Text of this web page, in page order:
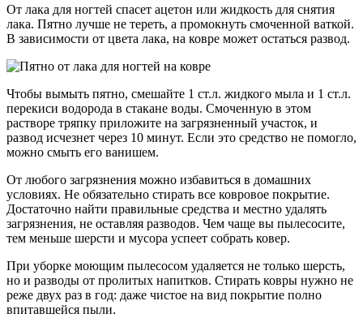
От лака для ногтей спасет ацетон или жидкость для снятия
лака. Пятно лучше не тереть, а промокнуть смоченной ваткой.
В зависимости от цвета лака, на ковре может остаться развод.
Чтобы вымыть пятно, смешайте 1 ст.л. жидкого мыла и 1 ст.л.
перекиси водорода в стакане воды. Смоченную в этом
растворе тряпку приложите на загрязненный участок, и
развод исчезнет через 10 минут. Если это средство не помогло,
можно смыть его ванишем.
От любого загрязнения можно избавиться в домашних
условиях. Не обязательно стирать все ковровое покрытие.
Достаточно найти правильные средства и местно удалять
загрязнения, не оставляя разводов. Чем чаще вы пылесосите,
тем меньше шерсти и мусора успеет собрать ковер.
При уборке моющим пылесосом удаляется не только шерсть,
но и разводы от пролитых напитков. Стирать ковры нужно не
реже двух раз в год: даже чистое на вид покрытие полно
впитавшейся пыли.